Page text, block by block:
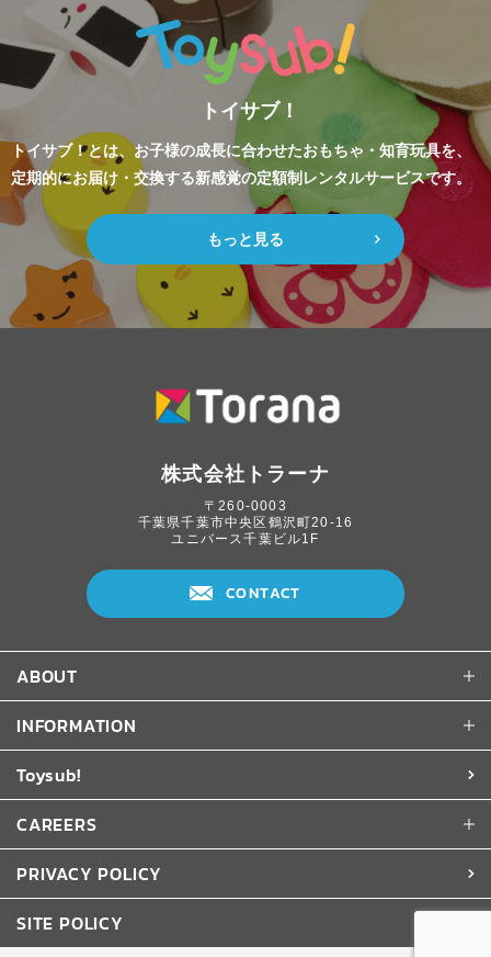
トイサブ！
トイサブ！とは、お子様の成長に合わせたおもちゃ・知育玩具を、
定期的にお届け・交換する新感覚の定額制レンタルサービスです。
もっと見る
株式会社トラーナ
〒260-0003
千葉県千葉市中央区鶴沢町20-16
ユニバース千葉ビル1F
CONTACT
ABOUT
INFORMATION
Toysub!
CAREERS
PRIVACY POLICY
SITE POLICY